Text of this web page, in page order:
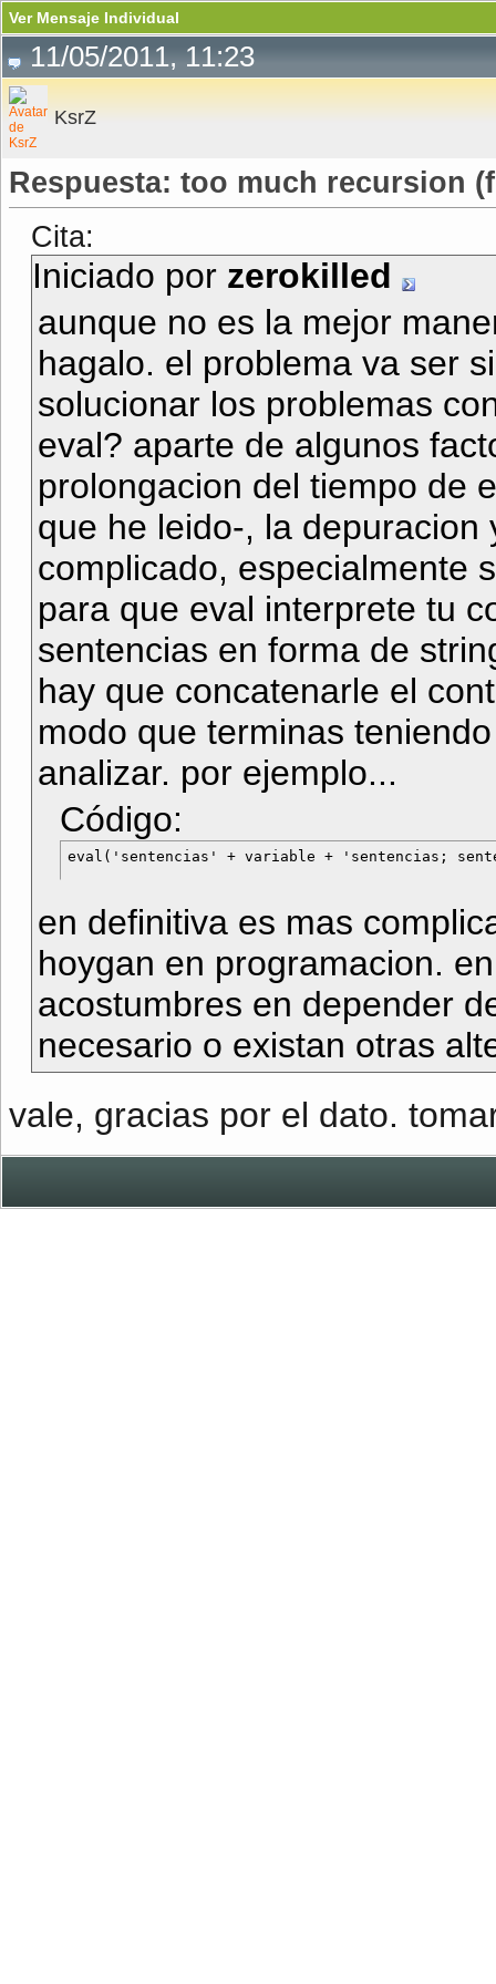
Ver Mensaje Individual
11/05/2011, 11:23
KsrZ
Respuesta: too much recursion
Cita:
Iniciado por zerokilled
aunque no es la mejor
hagalo. el problema va ser
solucionar los problemas
eval? aparte de algunos
prolongacion del tiempo de
que he leido-, la
complicado, especialmente
para que eval interprete tu
sentencias en forma de
hay que concatenarle el
modo que terminas
analizar. por ejemplo...
Código:
en definitiva es mas
hoygan en programacion.
acostumbres en depender
necesario o existan otras
vale, gracias por el dato.